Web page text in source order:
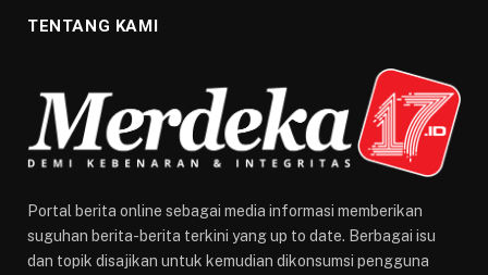
TENTANG KAMI
Portal berita online sebagai media informasi memberikan
suguhan berita-berita terkini yang up to date. Berbagai isu
dan topik disajikan untuk kemudian dikonsumsi pengguna